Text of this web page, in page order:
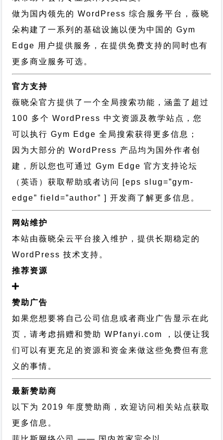
做为国内领先的 WordPress 综合服务平台，薇晓
朵构建了一系列的基础设施以便为中国的 Gym
Edge 用户提供服务，在提供免费支持的同时也有
更多商业服务可选。
官方支持
薇晓朵官方提供了一个全局搜索功能，涵盖了超过
100 多个 WordPress 中文资源及教学站点，您
可以执行 Gym Edge 全局搜索获得更多信息；
因为大部分的 WordPress 产品均为国外作者创
建，所以您也可通过Gym Edge 官方支持论坛
（英语）获取帮助或者访问 [eps slug=”gym-
edge” field=”author” ] 开发商了解更多信息。
网站维护
本站由薇晓朵云平台接入维护，提供长期稳定的
WordPress 技术支持 。
推荐资源
赞助广告
如果您想要将自己公司信息或者商业广告显示在此
页，请考虑捐赠和赞助 WPfanyi.com ，以便让我
们可以有更充足的资源和资金来做这些免费但有意
义的事情。
最新赞助商
以下为 2019 年度赞助商，欢迎访问相关站点获取
更多信息。